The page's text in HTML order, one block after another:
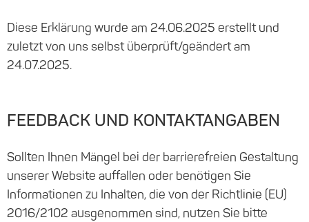
Diese Erklärung wurde am 24.06.2025 erstellt und
zuletzt von uns selbst überprüft/geändert am
24.07.2025.
FEEDBACK UND KONTAKTANGABEN
Sollten Ihnen Mängel bei der barrierefreien Gestaltung
unserer Website auffallen oder benötigen Sie
Informationen zu Inhalten, die von der Richtlinie (EU)
2016/2102 ausgenommen sind, nutzen Sie bitte